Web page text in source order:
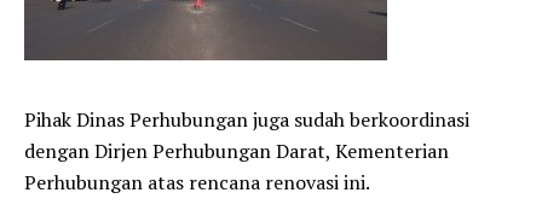
Pihak Dinas Perhubungan juga sudah berkoordinasi
dengan Dirjen Perhubungan Darat, Kementerian
Perhubungan atas rencana renovasi ini.